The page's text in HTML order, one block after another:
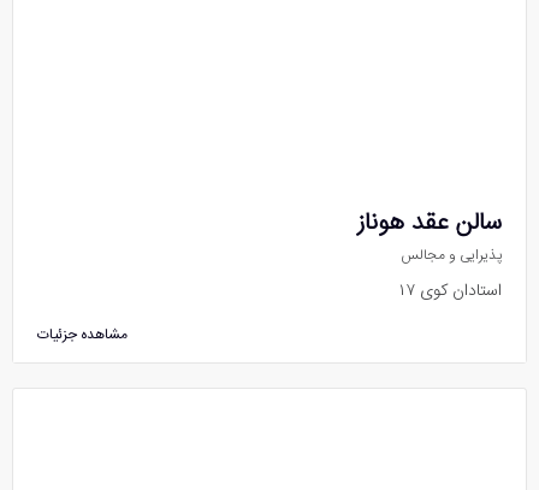
سالن عقد هوناز
پذیرایی و مجالس
استادان کوی ۱۷
مشاهده جزئیات